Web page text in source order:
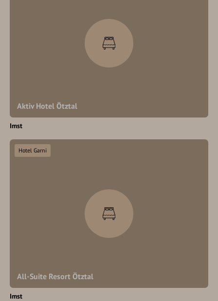
Aktiv Hotel Ötztal
Imst
All-Suite Resort Ötztal
Hotel Garni
Imst